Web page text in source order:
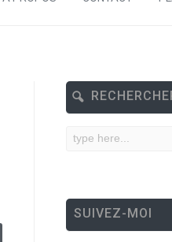
SUIVEZ-MOI